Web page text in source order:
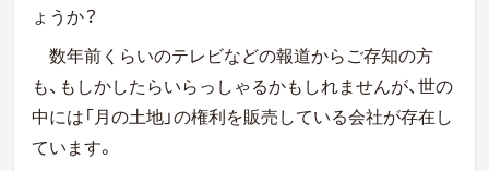
ょうか？
数年前くらいのテレビなどの報道からご存知の方
も、もしかしたらいらっしゃるかもしれませんが、世の
中には「月の土地」の権利を販売している会社が存在し
ています。